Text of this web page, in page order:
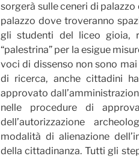
sorgerà sulle ceneri di
palazzo dove troveranno
gli studenti del liceo gioia,
“palestrina” per la esigue
voci di dissenso non sono
di ricerca, anche cittadini
approvato
nelle procedure di
dell’autorizzazione
modalità di alienazione
della cittadinanza. Tutti gli